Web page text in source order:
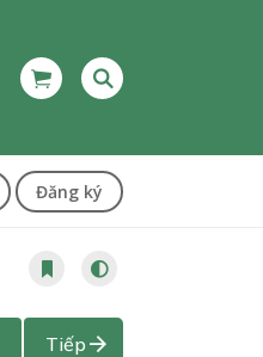
Đăng ký
Tiếp